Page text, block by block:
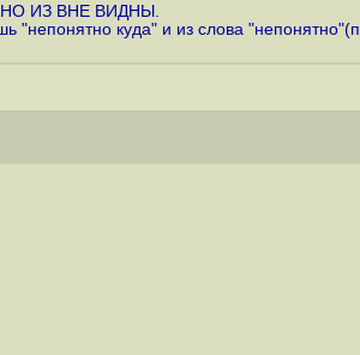
ИЗ ВНЕ ВИДНЫ.
куда" и из слова